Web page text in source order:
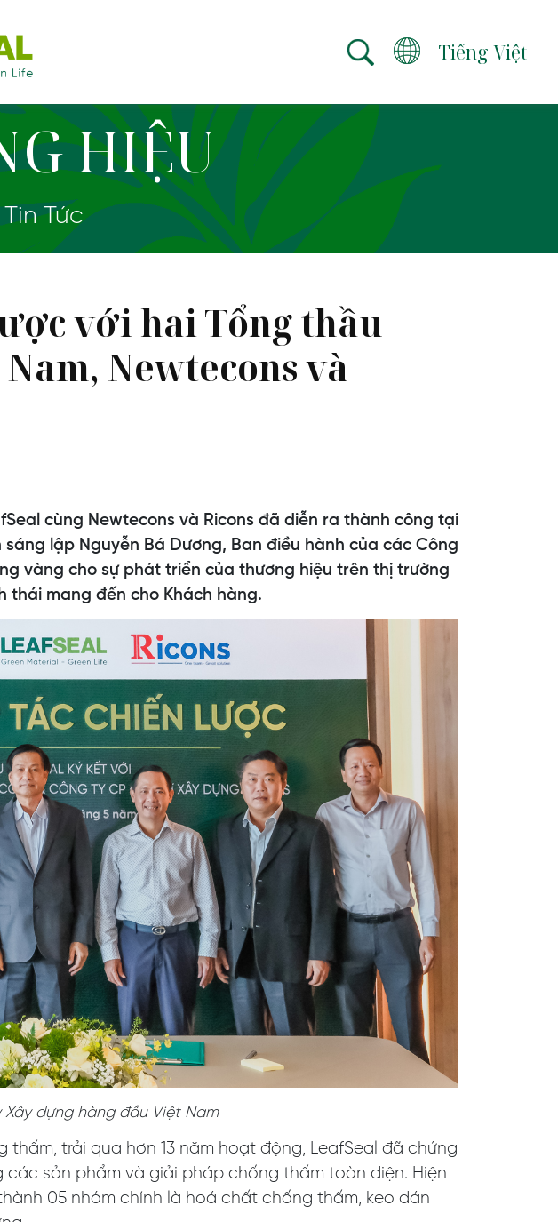
Tiếng Việt
HIỆU
Tin Tức
với hai Tổng thầu
Newtecons và
cùng Newtecons và Ricons đã diễn ra thành công tại
lập Nguyễn Bá Dương, Ban điều hành của các Công
vàng cho sự phát triển của thương hiệu trên thị trường
thái mang đến cho Khách hàng.
dựng hàng đầu Việt Nam
trải qua hơn 13 năm hoạt động, LeafSeal đã chứng
sản phẩm và giải pháp chống thấm toàn diện. Hiện
05 nhóm chính là hoá chất chống thấm, keo dán